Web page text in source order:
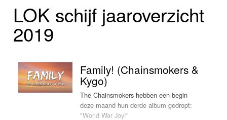
Nieuws
Foto's
Webcam
LOK schijf jaar­over­zicht
2019
Family! (Chainsmokers &
Kygo)
The Chainsmokers hebben een begin
deze maand hun derde album gedropt:
"World War Joy!"